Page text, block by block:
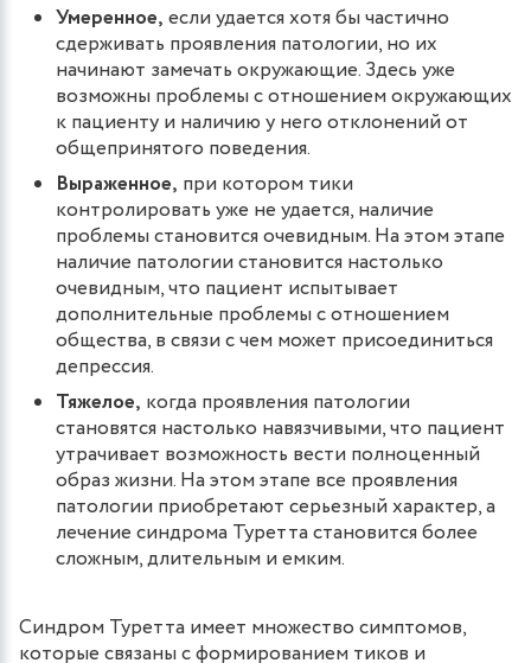
Умеренное, если удается хотя бы частично
сдерживать проявления патологии, но их
начинают замечать окружающие. Здесь уже
возможны проблемы с отношением окружающих
к пациенту и наличию у него отклонений от
общепринятого поведения.
Выраженное, при котором тики
контролировать уже не удается, наличие
проблемы становится очевидным. На этом этапе
наличие патологии становится настолько
очевидным, что пациент испытывает
дополнительные проблемы с отношением
общества, в связи с чем может присоединиться
депрессия.
Тяжелое, когда проявления патологии
становятся настолько навязчивыми, что пациент
утрачивает возможность вести полноценный
образ жизни. На этом этапе все проявления
патологии приобретают серьезный характер, а
лечение синдрома Туретта становится более
сложным, длительным и емким.
Синдром Туретта имеет множество симптомов,
которые связаны с формированием тиков и